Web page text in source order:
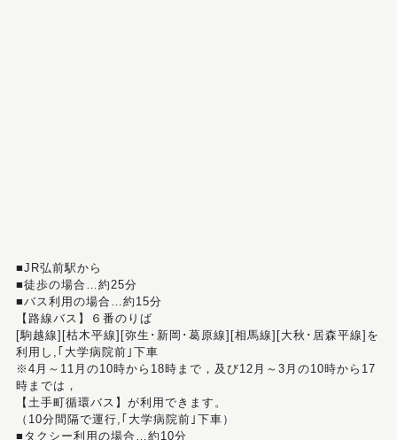
■JR弘前駅から
■徒歩の場合…約25分
■バス利用の場合…約15分
【路線バス】６番のりば
[駒越線][枯木平線][弥生･新岡･葛原線][相馬線][大秋･居森平線]を
利用し,｢大学病院前｣下車
※4月～11月の10時から18時まで，及び12月～3月の10時から17
時までは，
【土手町循環バス】が利用できます。
（10分間隔で運行,｢大学病院前｣下車）
■タクシー利用の場合…約10分